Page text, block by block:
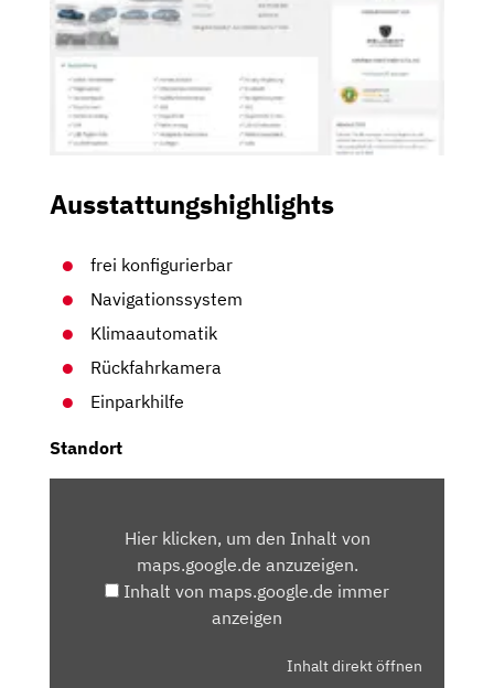
Ausstattungshighlights
frei konfigurierbar
Navigationssystem
Klimaautomatik
Rückfahrkamera
Einparkhilfe
Standort
MAPS.GOOGLE.DEHier klicken, um den Inhalt von
maps.google.de anzuzeigen.
Inhalt von maps.google.de immer
anzeigen
Inhalt direkt öffnen